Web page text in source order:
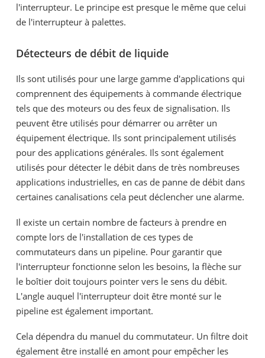
l'interrupteur. Le principe est presque le même que celui
de l'interrupteur à palettes.
Détecteurs de débit de liquide
Ils sont utilisés pour une large gamme d'applications qui
comprennent des équipements à commande électrique
tels que des moteurs ou des feux de signalisation. Ils
peuvent être utilisés pour démarrer ou arrêter un
équipement électrique. Ils sont principalement utilisés
pour des applications générales. Ils sont également
utilisés pour détecter le débit dans de très nombreuses
applications industrielles, en cas de panne de débit dans
certaines canalisations cela peut déclencher une alarme.
Il existe un certain nombre de facteurs à prendre en
compte lors de l'installation de ces types de
commutateurs dans un pipeline. Pour garantir que
l'interrupteur fonctionne selon les besoins, la flèche sur
le boîtier doit toujours pointer vers le sens du débit.
L'angle auquel l'interrupteur doit être monté sur le
pipeline est également important.
Cela dépendra du manuel du commutateur. Un filtre doit
également être installé en amont pour empêcher les